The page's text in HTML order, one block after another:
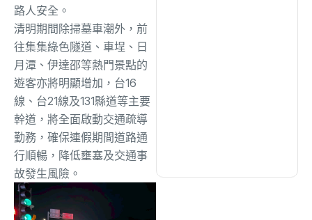
路人安全。
清明期間除掃墓車潮外，前
往集集綠色隧道、車埕、日
月潭、 伊達邵等熱門景點的
遊客亦將明顯增加，台16
線、 台21線及131縣道等主要
幹道，將全面啟動交通疏導
勤務， 確保連假期間道路通
行順暢，降低壅塞及交通事
故發生風險。